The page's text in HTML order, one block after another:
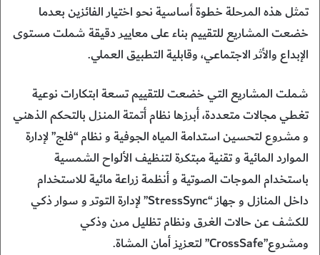
تمثل هذه المرحلة خطوة أساسية نحو اختيار الفائزين بعدما
خضعت المشاريع للتقييم بناء على معايير دقيقة شملت مستوى
الإبداع والأثر الاجتماعي، وقابلية التطبيق العملي.
شملت المشاريع التي خضعت للتقييم تسعة ابتكارات نوعية
تغطي مجالات متعددة، أبرزها نظام أتمتة المنزل بالتحكم الذهني
و مشروع لتحسين استدامة المياه الجوفية و نظام “فلج” لإدارة
الموارد المائية و تقنية مبتكرة لتنظيف الألواح الشمسية
باستخدام الموجات الصوتية و أنظمة زراعة مائية للاستخدام
داخل المنازل و جهاز “StressSync” لإدارة التوتر و سوار ذكي
للكشف عن حالات الغرق ونظام تظليل مرن وذكي
ومشروع”CrossSafe” لتعزيز أمان المشاة.